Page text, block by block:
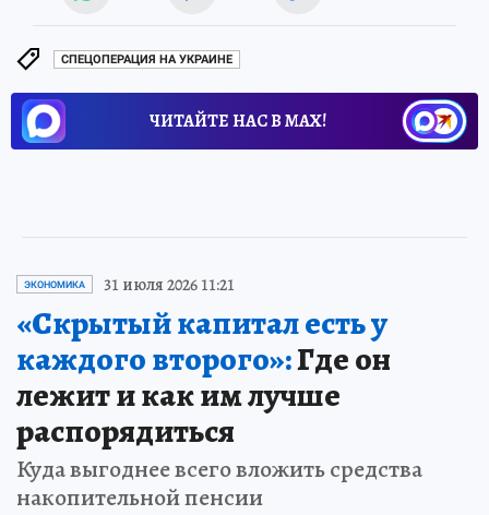
СПЕЦОПЕРАЦИЯ НА УКРАИНЕ
ЧИТАЙТЕ НАС В МАХ!
ЭКОНОМИКА 31 июля 2026 11:21
«Скрытый капитал есть у
каждого второго»:Где он
лежит и как им лучше
распорядиться
Куда выгоднее всего вложить средства
накопительной пенсии